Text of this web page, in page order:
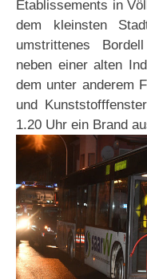
Etablissements in
dem kleinsten
umstrittenes
neben einer alten
dem unter anderem
und
1.20 Uhr ein Brand